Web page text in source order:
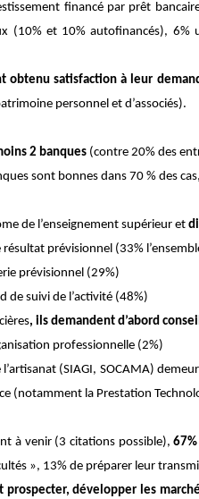
financé par prêt
(10% et 10% autofinancés),
obtenu satisfaction à leur
personnel et d’associés).
2 banques (contre 20% des
sont bonnes dans 70 % des
de l’enseignement supérieur et
prévisionnel (33%
prévisionnel (29%)
de suivi de l’activité (48%)
, ils demandent d’abord
professionnelle (2%)
(SIAGI, SOCAMA)
(notamment la Prestation
à venir (3 citations possible),
», 13% de préparer leur
prospecter, développer les